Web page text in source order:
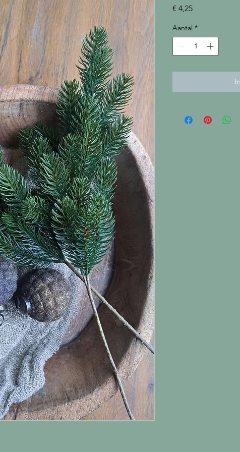
€ 4,25Prijs
Aantal *